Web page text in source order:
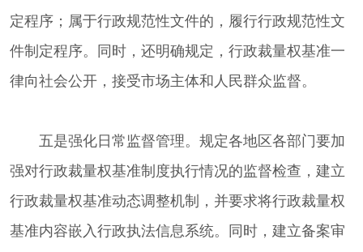
定程序；属于行政规范性文件的，履行行政规范性文
件制定程序。同时，还明确规定，行政裁量权基准一
律向社会公开，接受市场主体和人民群众监督。
五是强化日常监督管理。规定各地区各部门要加
强对行政裁量权基准制度执行情况的监督检查，建立
行政裁量权基准动态调整机制，并要求将行政裁量权
基准内容嵌入行政执法信息系统。同时，建立备案审